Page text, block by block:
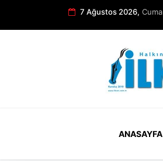
7 Ağustos 2026, Cuma
ANASAYFA